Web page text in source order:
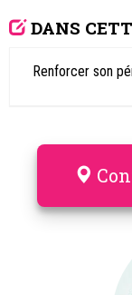
DANS
Renforcer son